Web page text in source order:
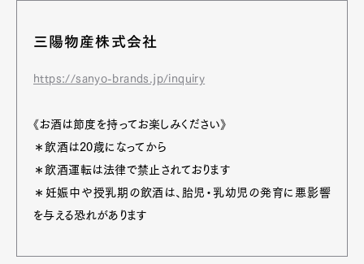
三陽物産株式会社
https://sanyo-brands.jp/inquiry
《お酒は節度を持ってお楽しみください》
＊飲酒は20歳になってから
＊飲酒運転は法律で禁止されております
＊妊娠中や授乳期の飲酒は、胎児・乳幼児の発育に悪影響
を与える恐れがあります